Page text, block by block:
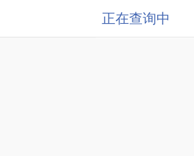
正在查询中